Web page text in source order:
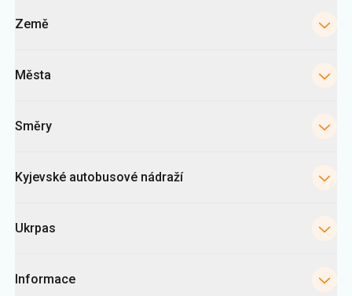
Země
Města
Směry
Kyjevské autobusové nádraží
Ukrpas
Informace